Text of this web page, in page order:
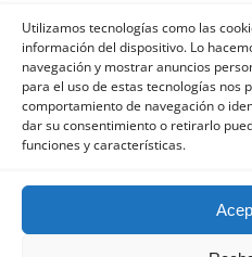
Utilizamos tecnologías como las
información del dispositivo. Lo
navegación y mostrar anuncios
para el uso de estas tecnologías nos
comportamiento de navegación o
dar su consentimiento o retirarlo
funciones y características.
© Leyestest.com